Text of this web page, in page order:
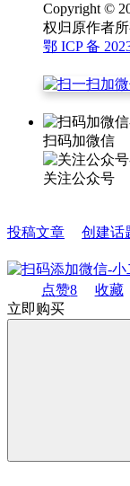
Copyright ©
权归原作者
鄂 ICP 备
扫码加微信
关注公众号
投稿文章 创建话
点赞8 收藏
立即购买